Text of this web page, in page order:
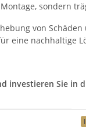
sondern
von
eine nachhaltige
investieren Sie in